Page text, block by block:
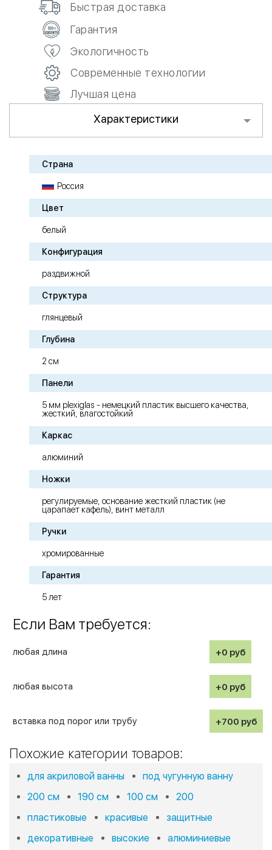
Быстрая доставка
Гарантия
Экологичность
Современные технологии
Лучшая цена
Характеристики
Страна
Россия
Цвет
белый
Конфигурация
раздвижной
Структура
глянцевый
Глубина
2 см
Панели
5 мм plexiglas - немецкий пластик высшего качества,
жесткий, влагостойкий
Каркас
алюминий
Ножки
регулируемые, основание жесткий пластик (не
царапает кафель), винт металл
Ручки
хромированные
Гарантия
5 лет
Если Вам требуется:
любая длина +0 руб
любая высота +0 руб
вставка под порог или трубу +700 руб
Похожие категории товаров:
для акриловой ванны
под чугунную ванну
200 см
190 см 100 см
200
пластиковые
красивые
защитные
декоративные
высокие алюминиевые